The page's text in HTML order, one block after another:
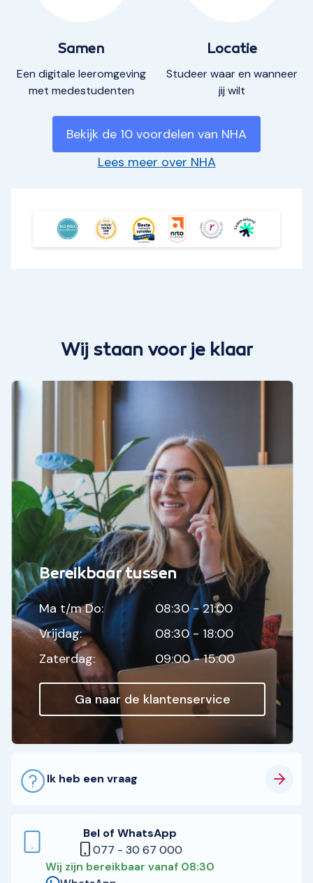
Samen
Een digitale leeromgeving
met medestudenten
Locatie
Studeer waar en wanneer
jij wilt
Bekijk de 10 voordelen van NHA
Lees meer over NHA
Wij staan voor je klaar
Bereikbaar tussen
Ma t/m Do:
08:30 - 21:00
Vrijdag:
08:30 - 18:00
Zaterdag:
09:00 - 15:00
Ga naar de klantenservice
Ik heb een vraag
Bel of WhatsApp
077 - 30 67 000
Wij zijn bereikbaar vanaf 08:30